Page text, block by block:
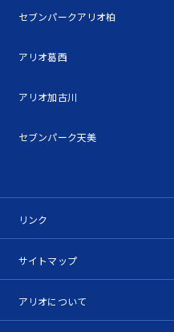
セブンパークアリオ柏
アリオ葛西
アリオ加古川
セブンパーク天美
リンク
サイトマップ
アリオについて